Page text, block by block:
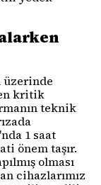
üzerinde
en kritik
teknik
1 saat
önem taşır.
olması
cihazlarımız